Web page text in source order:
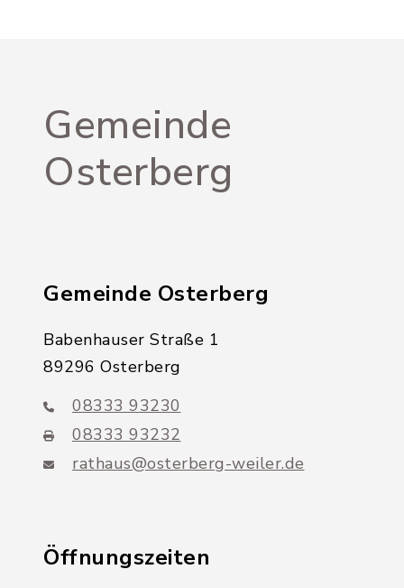
Gemeinde
Osterberg
Gemeinde Osterberg
Babenhauser Straße 1
89296 Osterberg
08333 93230
08333 93232
rathaus@osterberg-weiler.de
Öffnungszeiten